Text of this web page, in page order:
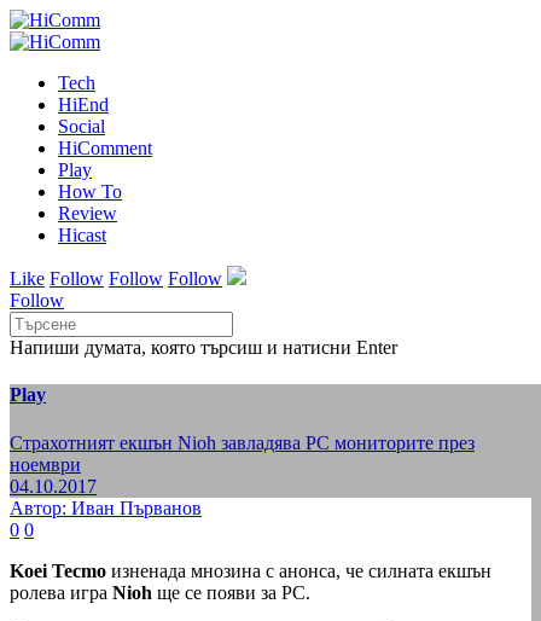
Tech
HiEnd
Social
HiComment
Play
How To
Review
Hicast
Like Follow Follow Follow
Follow
Напиши думата, която търсиш и натисни Enter
Play
Страхотният екшън Nioh завладява РС мониторите през
ноември
04.10.2017
Автор: Иван Първанов
0 0
Koei Tecmo изненада мнозина с анонса, че силната екшън
ролева игра Nioh ще се появи за РС.